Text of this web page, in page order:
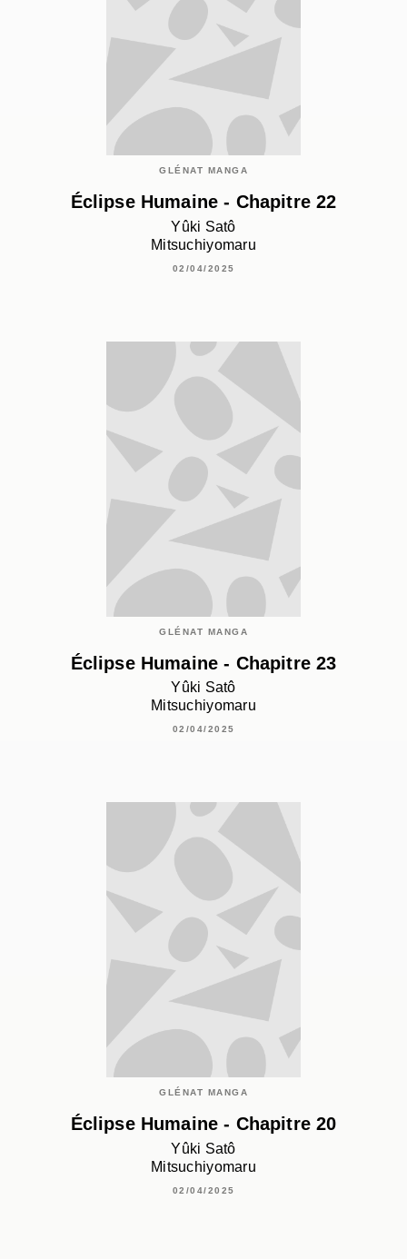
GLÉNAT MANGA
Éclipse Humaine - Chapitre 22
Yûki Satô
Mitsuchiyomaru
02/04/2025
GLÉNAT MANGA
Éclipse Humaine - Chapitre 23
Yûki Satô
Mitsuchiyomaru
02/04/2025
GLÉNAT MANGA
Éclipse Humaine - Chapitre 20
Yûki Satô
Mitsuchiyomaru
02/04/2025